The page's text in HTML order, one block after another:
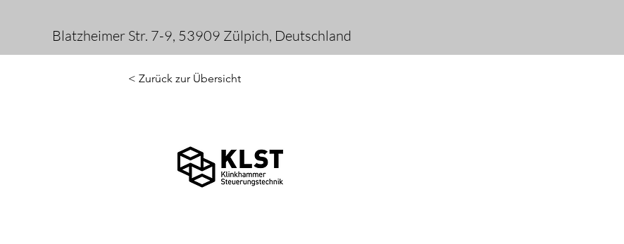
Blatzheimer Str. 7-9, 53909 Zülpich, Deutschland
< Zurück zur Übersicht